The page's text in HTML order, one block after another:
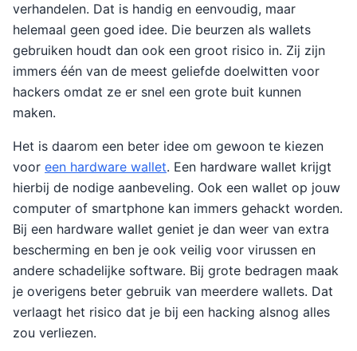
verhandelen. Dat is handig en eenvoudig, maar
helemaal geen goed idee. Die beurzen als wallets
gebruiken houdt dan ook een groot risico in. Zij zijn
immers één van de meest geliefde doelwitten voor
hackers omdat ze er snel een grote buit kunnen
maken.
Het is daarom een beter idee om gewoon te kiezen
voor een hardware wallet. Een hardware wallet krijgt
hierbij de nodige aanbeveling. Ook een wallet op jouw
computer of smartphone kan immers gehackt worden.
Bij een hardware wallet geniet je dan weer van extra
bescherming en ben je ook veilig voor virussen en
andere schadelijke software. Bij grote bedragen maak
je overigens beter gebruik van meerdere wallets. Dat
verlaagt het risico dat je bij een hacking alsnog alles
zou verliezen.